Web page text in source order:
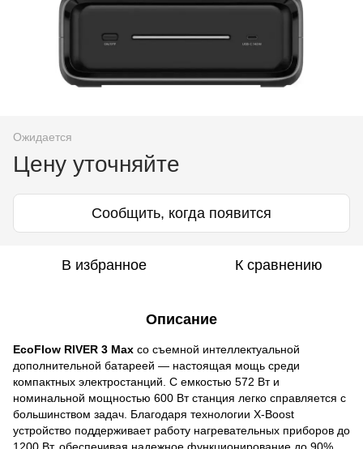
Ожидается
Цену уточняйте
Сообщить, когда появится
В избранное К сравнению
Описание
EcoFlow RIVER 3 Max со съемной интеллектуальной
дополнительной батареей — настоящая мощь среди
компактных электростанций. С емкостью 572 Вт и
номинальной мощностью 600 Вт станция легко справляется с
большинством задач. Благодаря технологии X-Boost
устройство поддерживает работу нагревательных приборов до
1200 Вт, обеспечивая надежное функционирование до 90%